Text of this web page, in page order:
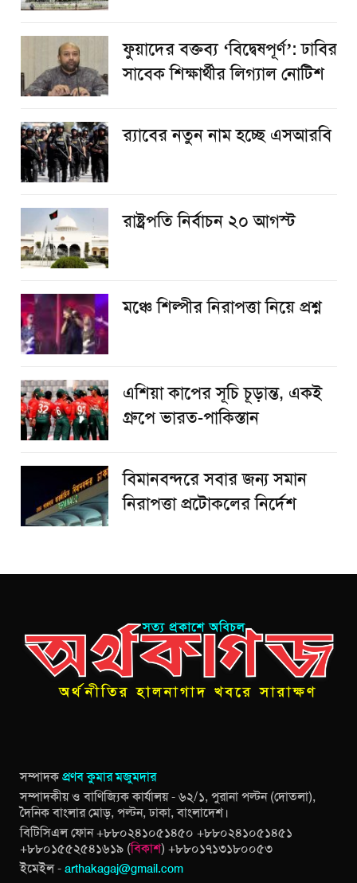
ফুয়াদের বক্তব্য ‘বিদ্বেষপূর্ণ’: ঢাবির
সাবেক শিক্ষার্থীর লিগ্যাল নোটিশ
র‌্যাবের নতুন নাম হচ্ছে এসআরবি
রাষ্ট্রপতি নির্বাচন ২০ আগস্ট
​মঞ্চে শিল্পীর নিরাপত্তা নিয়ে প্রশ্ন
এশিয়া কাপের সূচি চূড়ান্ত, একই
গ্রুপে ভারত-পাকিস্তান
বিমানবন্দরে সবার জন্য সমান
নিরাপত্তা প্রটোকলের নির্দেশ
সম্পাদকপ্রণব কুমার মজুমদার
সম্পাদকীয় ও বাণিজ্যিক কার্যালয় - ৬২/১, পুরানা পল্টন (দোতলা),
দৈনিক বাংলার মোড়, পল্টন, ঢাকা, বাংলাদেশ।
বিটিসিএল ফোন +৮৮০২৪১০৫১৪৫০ +৮৮০২৪১০৫১৪৫১
+৮৮০১৫৫২৫৪১৬১৯ (বিকাশ) +৮৮০১৭১৩১৮০০৫৩
ইমেইল - arthakagaj@gmail.com